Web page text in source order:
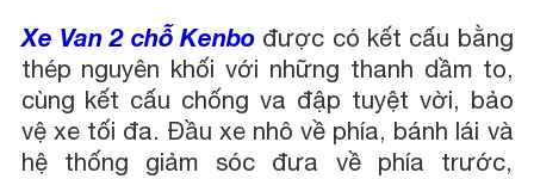
Xe Van 2 chỗ Kenbo được có kết cấu bằng
thép nguyên khối với những thanh dầm to,
cùng kết cấu chống va đập tuyệt vời, bảo
vệ xe tối đa. Đầu xe nhô về phía, bánh lái và
hệ thống giảm sóc đưa về phía trước,